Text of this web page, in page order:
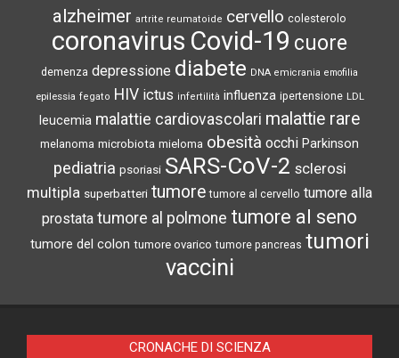
alzheimer artrite reumatoide cervello colesterolo
coronavirus Covid-19 cuore
demenza depressione diabete DNA emicrania emofilia
epilessia fegato HIV ictus infertilità influenza ipertensione LDL
leucemia malattie cardiovascolari malattie rare
melanoma microbiota mieloma obesità occhi Parkinson
pediatria psoriasi SARS-CoV-2 sclerosi
multipla superbatteri tumore tumore al cervello tumore alla
prostata tumore al polmone tumore al seno
tumore del colon tumore ovarico tumore pancreas tumori
vaccini
CRONACHE DI SCIENZA